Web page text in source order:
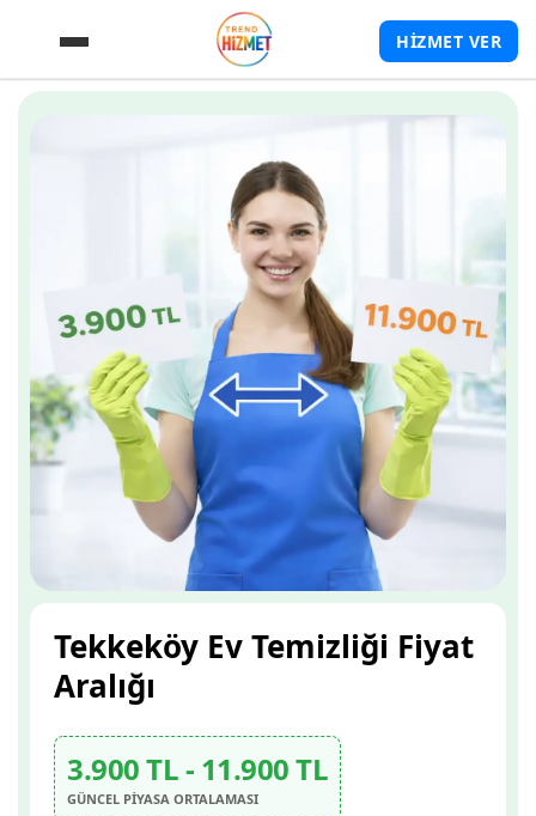
HİZMET VER
Tekkeköy Ev Temizliği Fiyat
Aralığı
3.900 TL - 11.900 TL
GÜNCEL PİYASA ORTALAMASI